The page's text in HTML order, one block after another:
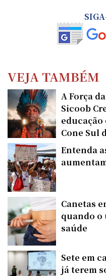
VEJA TAMBÉM
A Força
Sicoob
educação
Cone Sul
Entenda
Canetas
quando o
saúde
Sete em
já terem